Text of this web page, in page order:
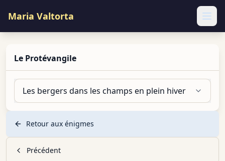
Maria Valtorta
Le Protévangile
Les bergers dans les champs en plein hiver
Retour aux énigmes
Précédent